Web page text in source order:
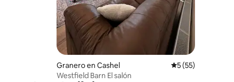
Granero en Cashel Calificación
5 (55)
Westfield Barn El salón